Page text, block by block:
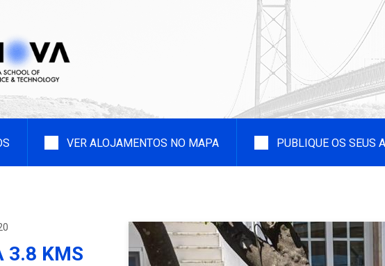
VER ALOJAMENTOS NO MAPA PUBLIQUE OS SEUS
3.8 KMS